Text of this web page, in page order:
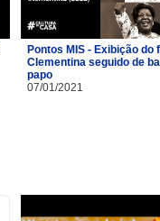
Pontos MIS - Exibição do
Clementina seguido de
papo
07/01/2021